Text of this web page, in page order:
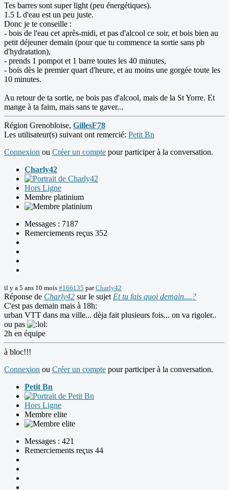
Tes barres sont super light (peu énergétiques).
1.5 L d'eau est un peu juste.
Donc je te conseille :
- bois de l'eau cet après-midi, et pas d'alcool ce soir, et bois bien au
petit déjeuner demain (pour que tu commence ta sortie sans pb
d'hydratation),
- prends 1 pompot et 1 barre toutes les 40 minutes,
- bois dès le premier quart d'heure, et au moins une gorgée toute les
10 minutes.
Au retour de ta sortie, ne bois pas d'alcool, mais de la St Yorre. Et
mange à ta faim, mais sans te gaver...
Région Grenobloise, GillesF78
Les utilisateur(s) suivant ont remercié: Petit Bn
Connexion ou Créer un compte pour participer à la conversation.
Charly42
Hors Ligne
Membre platinium
Messages : 7187
Remerciements reçus 352
il y a 5 ans 10 mois #166135 parCharly42
Réponse de Charly42 sur le sujet Et tu fais quoi demain....?
C'est pas demain mais à 18h:
urban VTT dans ma ville... dèja fait plusieurs fois... on va rigoler..
ou pas
2h en équipe
à bloc!!!
Connexion ou Créer un compte pour participer à la conversation.
Petit Bn
Hors Ligne
Membre elite
Messages : 421
Remerciements reçus 44